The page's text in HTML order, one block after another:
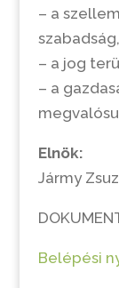
– a
szabadság,
– a jog
– a
Elnök:
Jármy
Belépési